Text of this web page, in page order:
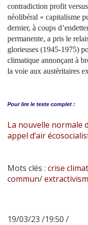
contradiction profit
néolibéral « capitalisme
dernier, à coups
permanente, a pris le
glorieuses (1945-1975)
climatique annonçant à
la voie aux austéritaires
Pour lire le texte complet :
La nouvelle normale
appel d’air
Mots clés : crise
commun/
19/03/23 /19:50 /